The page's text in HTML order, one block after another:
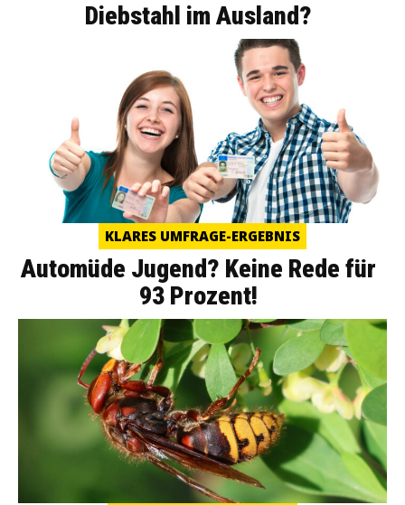
Diebstahl im Ausland?
KLARES UMFRAGE-ERGEBNIS
Automüde Jugend? Keine Rede für
93 Prozent!